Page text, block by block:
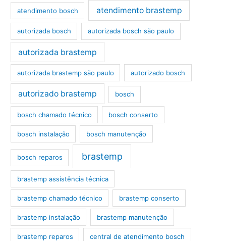
atendimento bosch atendimento brastemp
autorizada bosch autorizada bosch são paulo
autorizada brastemp
autorizada brastemp são paulo autorizado bosch
autorizado brastemp bosch
bosch chamado técnico bosch conserto
bosch instalação bosch manutenção
bosch reparos brastemp
brastemp assistência técnica
brastemp chamado técnico brastemp conserto
brastemp instalação brastemp manutenção
brastemp reparos central de atendimento bosch